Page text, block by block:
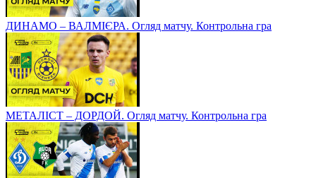
ДИНАМО – ВАЛМІЄРА. Огляд матчу. Контрольна гра
МЕТАЛІСТ – ДОРДОЙ. Огляд матчу. Контрольна гра